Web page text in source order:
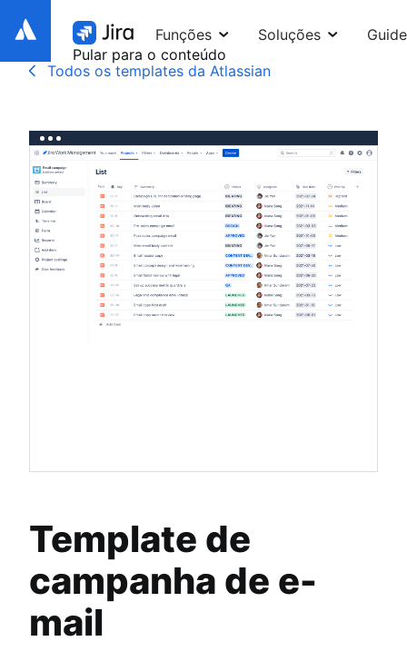
Pular para o conteúdo
Funções Soluções
Todos os templates da Atlassian
Template de
campanha de e-
mail